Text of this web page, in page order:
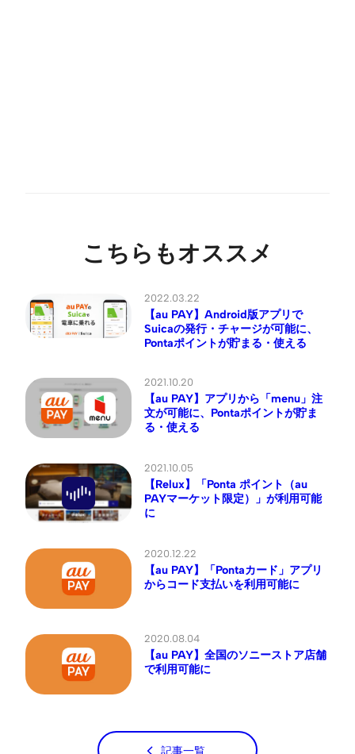
こちらもオススメ
2022.03.22
【au PAY】Android版アプリで
Suicaの発行・チャージが可能に、
Pontaポイントが貯まる・使える
2021.10.20
【au PAY】アプリから「menu」注
文が可能に、Pontaポイントが貯ま
る・使える
2021.10.05
【Relux】「Ponta ポイント（au
PAYマーケット限定）」が利用可能
に
2020.12.22
【au PAY】「Pontaカード」アプリ
からコード支払いを利用可能に
2020.08.04
【au PAY】全国のソニーストア店舗
で利用可能に
記事一覧